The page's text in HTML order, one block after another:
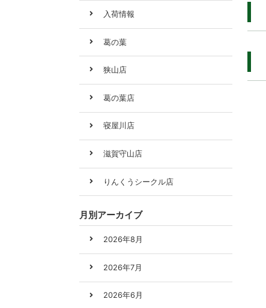
入荷情報
葛の葉
狭山店
葛の葉店
寝屋川店
滋賀守山店
りんくうシークル店
月別アーカイブ
2026年8月
2026年7月
2026年6月